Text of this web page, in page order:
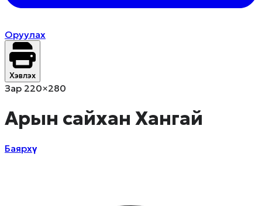
Оруулах
Хэвлэх
Зар 220×280
Арын сайхан Хангай
Баярхүү